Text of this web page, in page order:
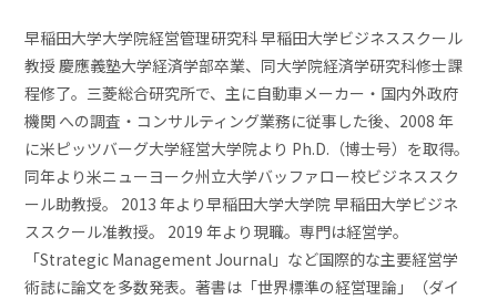
早稲田大学大学院経営管理研究科 早稲田大学ビジネススクール
教授 慶應義塾大学経済学部卒業、同大学院経済学研究科修士課
程修了。三菱総合研究所で、主に自動車メーカー・国内外政府
機関 への調査・コンサルティング業務に従事した後、2008 年
に米ピッツバーグ大学経営大学院より Ph.D.（博士号）を取得。
同年より米ニューヨーク州立大学バッファロー校ビジネススク
ール助教授。 2013 年より早稲田大学大学院 早稲田大学ビジネ
ススクール准教授。 2019 年より現職。専門は経営学。
「Strategic Management Journal」など国際的な主要経営学
術誌に論文を多数発表。著書は「世界標準の経営理論」（ダイ